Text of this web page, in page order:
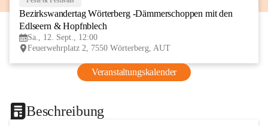
Bezirkswandertag Wörterberg -Dämmerschoppen mit den
Edlseern & Hopfnblech
Sa., 12. Sept., 12:00
Feuerwehrplatz 2, 7550 Wörterberg, AUT
Veranstaltungskalender
Beschreibung